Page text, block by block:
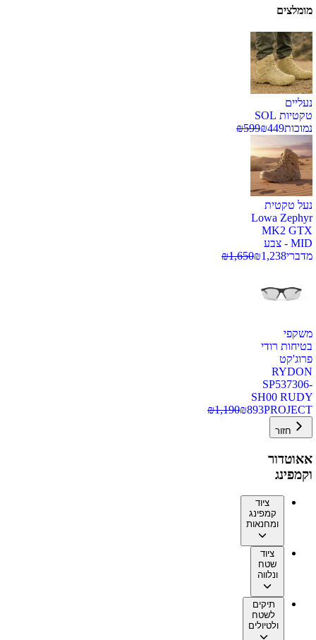
מומלצים
נעליים
טקטיות SOL
נמוכות
₪449
₪599
נעל טקטית
Lowa Zephyr
MK2 GTX
MID - צבע
מדברי
₪1,238
₪1,650
משקפי
בטיחות רודי
פרוג'קט
RYDON
SP537306-
SH00 RUDY
PROJECT
₪893
₪1,190
חזור
אאוטדור
וקמפינג
ציוד
קמפינג
ומחנאות
ציוד
שטח
ונלווה
תיקים
לשטח
ולטיולים